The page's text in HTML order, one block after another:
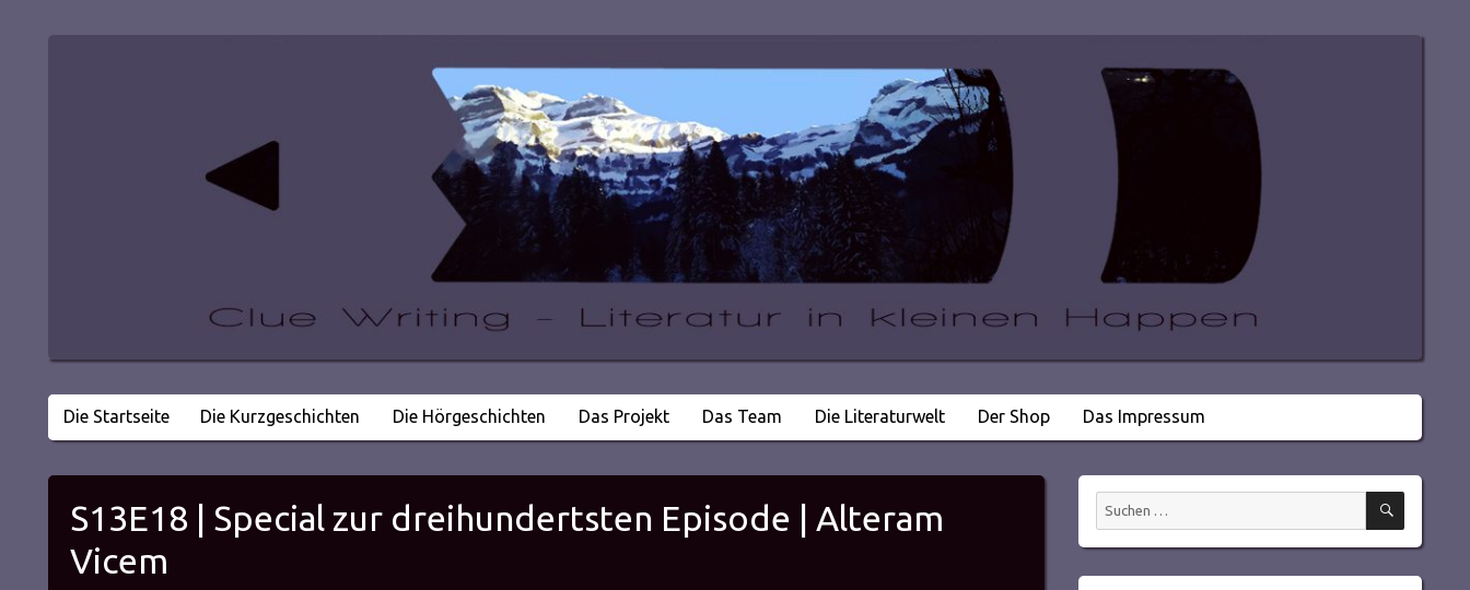
Clue Writing
Die Startseite Die Kurzgeschichten Die Hörgeschichten Das Projekt Das Team Die Literaturwelt Der Shop Das Impressum
S13E18 | Special zur dreihundertsten Episode | Alteram
Vicem
Suchen
SUCHEN